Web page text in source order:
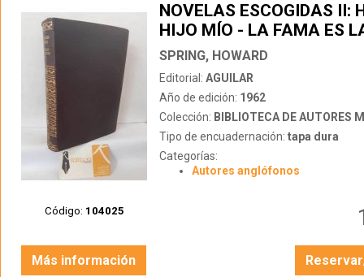
Código: 104025
NOVELAS ESCOGIDAS II:
HIJO MÍO - LA FAMA ES
ESPUELA
SPRING, HOWARD
Editorial: AGUILAR
Año de edición: 1962
Colección: BIBLIOTECA DE AUTORES
Tipo de encuadernación: tapa dura
Categorías:
Autores anglófonos
Más información